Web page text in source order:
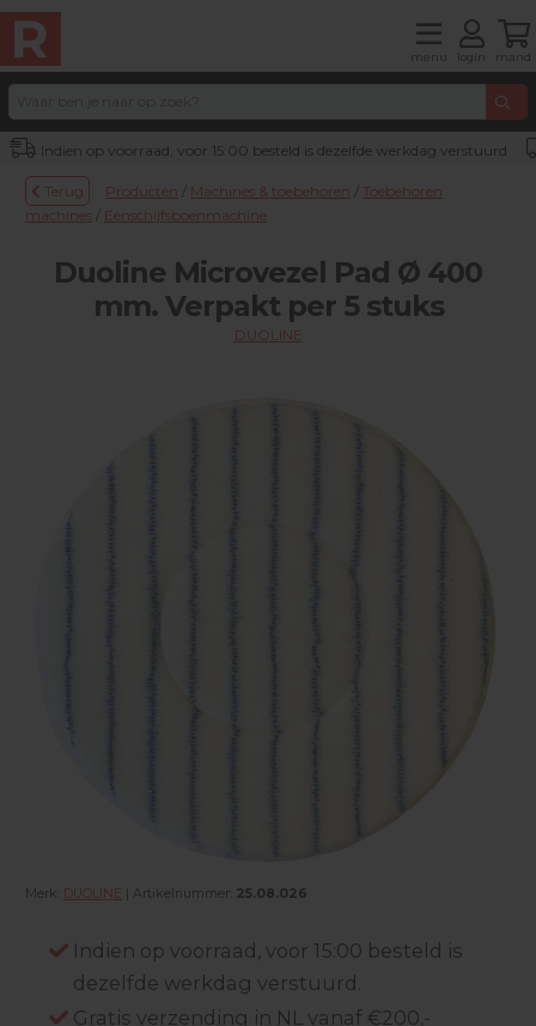
menu login mand
Indien op voorraad, voor 15:00 besteld is dezelfde werkdag verstuurd
Terug Producten / Machines & toebehoren / Toebehoren
machines / Eenschijfsboenmachine
Duoline Microvezel Pad Ø 400
mm. Verpakt per 5 stuks
DUOLINE
Merk: DUOLINE | Artikelnummer: 25.08.026
Indien op voorraad, voor 15:00 besteld is
dezelfde werkdag verstuurd.
Gratis verzending in NL vanaf €200,-